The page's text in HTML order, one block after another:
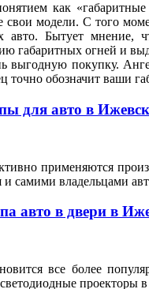
как
свои модели. С того
авто. Бытует мнение,
габаритных огней и
выгодную покупку.
точно обозначит ваши
для авто в
применяются
самими владельцами
авто в двери в
все более
проекторы